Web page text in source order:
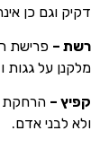
דקיק וגם כן
רשת – פרישת
מלקנן על גגות
קפיץ – הרחקת
ולא לבני אדם.